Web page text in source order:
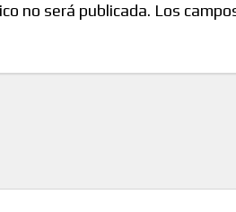
no será publicada. Los